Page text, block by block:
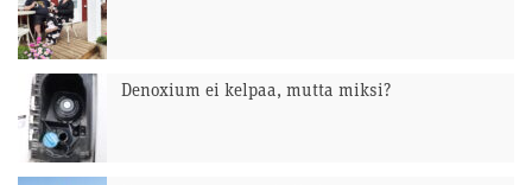
Denoxium ei kelpaa, mutta miksi?